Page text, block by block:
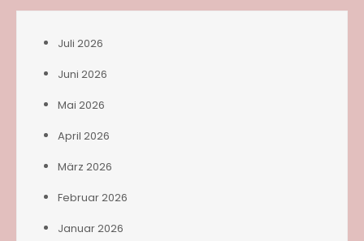
Juli 2026
Juni 2026
Mai 2026
April 2026
März 2026
Februar 2026
Januar 2026